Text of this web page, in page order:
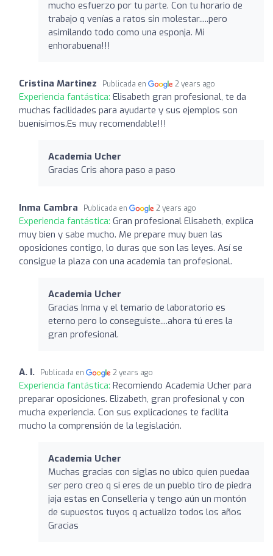
mucho esfuerzo por tu parte. Con tu horario de
trabajo q venías a ratos sin molestar.....pero
asimilando todo como una esponja. Mi
enhorabuena!!!
Cristina Martinez Publicada en 2 years ago
Experiencia fantástica: Elisabeth gran profesional, te da
muchas facilidades para ayudarte y sus ejemplos son
buenísimos.Es muy recomendable!!!
Academia Ucher
Gracias Cris ahora paso a paso
Inma Cambra Publicada en 2 years ago
Experiencia fantástica: Gran profesional Elisabeth, explica
muy bien y sabe mucho. Me prepare muy buen las
oposiciones contigo, lo duras que son las leyes. Así se
consigue la plaza con una academia tan profesional.
Academia Ucher
Gracias Inma y el temario de laboratorio es
eterno pero lo conseguiste....ahora tú eres la
gran profesional.
A. I. Publicada en 2 years ago
Experiencia fantástica: Recomiendo Academia Ucher para
preparar oposiciones. Elizabeth, gran profesional y con
mucha experiencia. Con sus explicaciones te facilita
mucho la comprensión de la legislación.
Academia Ucher
Muchas gracias con siglas no ubico quien puedaa
ser pero creo q si eres de un pueblo tiro de piedra
jaja estas en Conselleria y tengo aún un montón
de supuestos tuyos q actualizo todos los años
Gracias